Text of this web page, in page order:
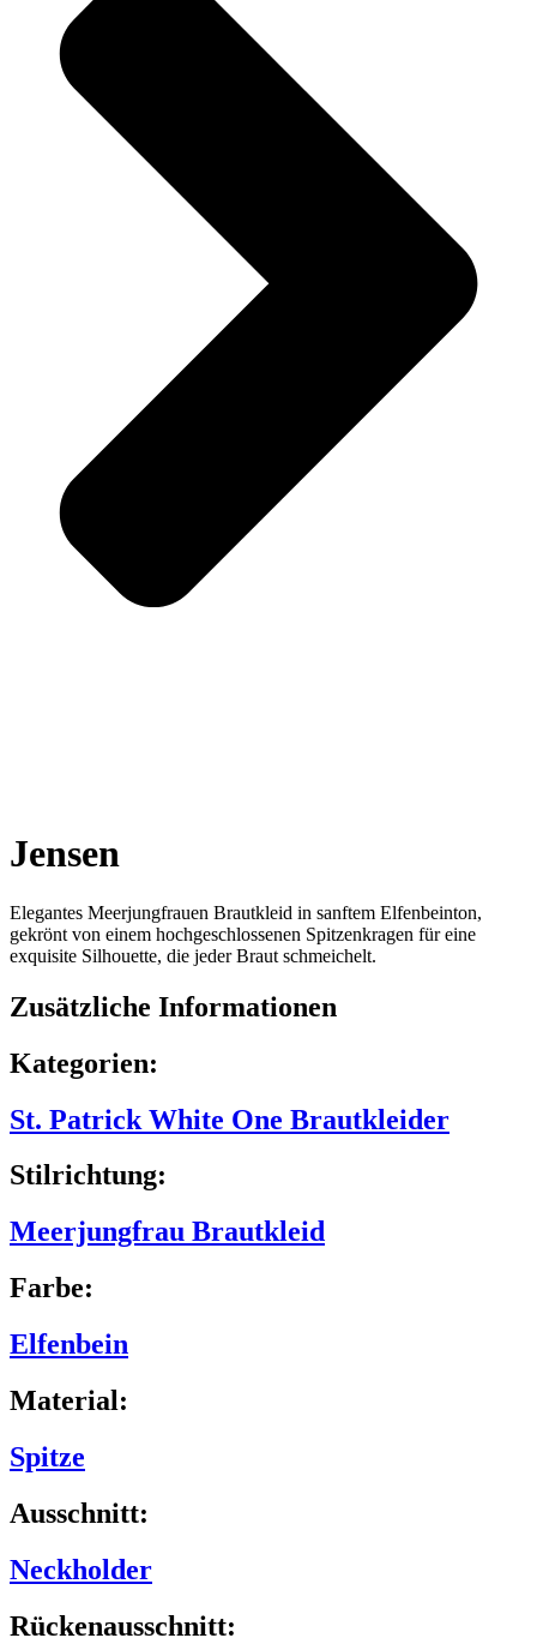
Jensen
Elegantes Meerjungfrauen Brautkleid in sanftem Elfenbeinton,
gekrönt von einem hochgeschlossenen Spitzenkragen für eine
exquisite Silhouette, die jeder Braut schmeichelt.
Zusätzliche Informationen
Kategorien:
St. Patrick White One Brautkleider
Stilrichtung:
Meerjungfrau Brautkleid
Farbe:
Elfenbein
Material:
Spitze
Ausschnitt:
Neckholder
Rückenausschnitt: